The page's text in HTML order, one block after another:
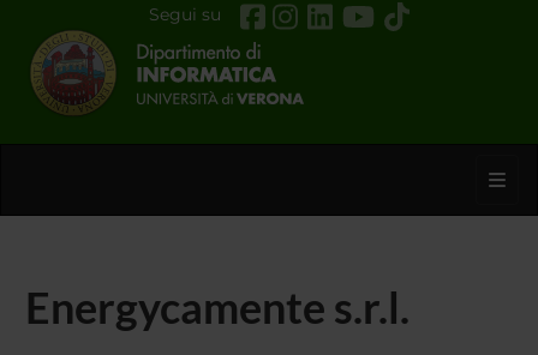
Segui su
Energycamente s.r.l.